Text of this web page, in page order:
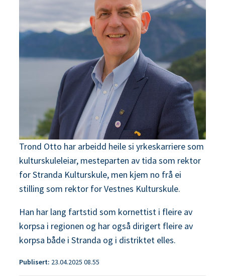
Trond Otto har arbeidd heile si yrkeskarriere som
kulturskuleleiar, mesteparten av tida som rektor
for Stranda Kulturskule, men kjem no frå ei
stilling som rektor for Vestnes Kulturskule.
Han har lang fartstid som kornettist i fleire av
korpsa i regionen og har også dirigert fleire av
korpsa både i Stranda og i distriktet elles.
Publisert 23.04.2025 08.55